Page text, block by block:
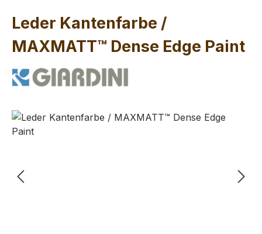
Leder Kantenfarbe /
MAXMATT™ Dense Edge Paint
Bildergalerie überspringen